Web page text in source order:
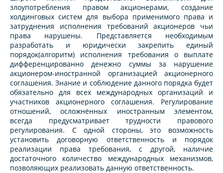
злоупотребления правом акционерами, создание
холдинговых систем для выбора применимого права и
затруднения исполнения требований акционеров чьи
права нарушены. Представляется необходимым
разработать и юридически закрепить единый
порядок(алгоритм) исполнения требования о выплате
дифференцированно денежно суммы за нарушение
акционером-иностранной организацией акционерного
соглашения. Знание и соблюдение данного порядка будет
обязательно для всех международных организаций и
участников акционерного соглашения. Регулирование
отношений, осложнённых иностранным элементом,
всегда предусматривает трудности правового
регулирования. С одной стороны, это возможность
установить договорную ответственность и порядок
реализации права требования, с другой, наличие
достаточного количество международных механизмов,
позволяющих реализовать данную ответственность.